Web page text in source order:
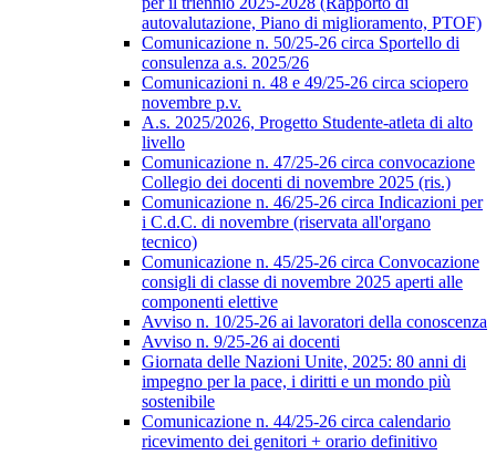
autovalutazione, Piano di miglioramento, PTOF)
Comunicazione n. 50/25-26 circa Sportello di
consulenza a.s. 2025/26
Comunicazioni n. 48 e 49/25-26 circa sciopero
novembre p.v.
A.s. 2025/2026, Progetto Studente-atleta di alto
livello
Comunicazione n. 47/25-26 circa convocazione
Collegio dei docenti di novembre 2025 (ris.)
Comunicazione n. 46/25-26 circa Indicazioni per
i C.d.C. di novembre (riservata all'organo
tecnico)
Comunicazione n. 45/25-26 circa Convocazione
consigli di classe di novembre 2025 aperti alle
componenti elettive
Avviso n. 10/25-26 ai lavoratori della conoscenza
Avviso n. 9/25-26 ai docenti
Giornata delle Nazioni Unite, 2025: 80 anni di
impegno per la pace, i diritti e un mondo più
sostenibile
Comunicazione n. 44/25-26 circa calendario
ricevimento dei genitori + orario definitivo